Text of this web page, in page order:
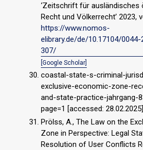
‘Zeitschrift für
Recht und Völkerrecht’ 2023,
https://www.nomos-
elibrary.de/de/10.17104/
307/
[Google Scholar]
coastal-state-s-criminal-
exclusive-economic-zone-
and-state-practice-jahrgang-
page=1 [accessed:
Prölss, A., The Law on the
Zone in Perspective: Legal
Resolution of User Conflicts